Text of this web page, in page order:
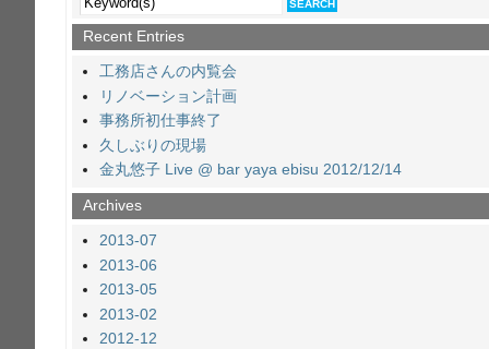
Recent Entries
工務店さんの内覧会
リノベーション計画
事務所初仕事終了
久しぶりの現場
金丸悠子 Live @ bar yaya ebisu 2012/12/14
Archives
2013-07
2013-06
2013-05
2013-02
2012-12